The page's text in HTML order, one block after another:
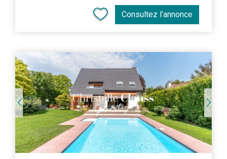
Consultez l’annonce